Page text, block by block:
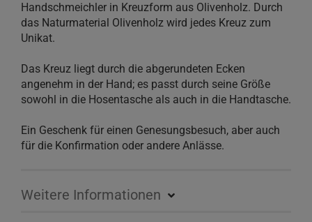
Handschmeichler in Kreuzform aus Olivenholz. Durch
das Naturmaterial Olivenholz wird jedes Kreuz zum
Unikat.
Das Kreuz liegt durch die abgerundeten Ecken
angenehm in der Hand; es passt durch seine Größe
sowohl in die Hosentasche als auch in die Handtasche.
Ein Geschenk für einen Genesungsbesuch, aber auch
für die Konfirmation oder andere Anlässe.
Weitere Informationen